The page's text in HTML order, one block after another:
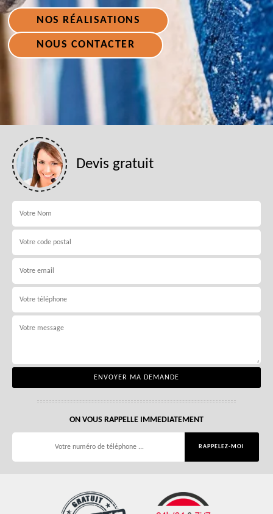
NOS RÉALISATIONS
NOUS CONTACTER
Devis gratuit
ON VOUS RAPPELLE IMMEDIATEMENT